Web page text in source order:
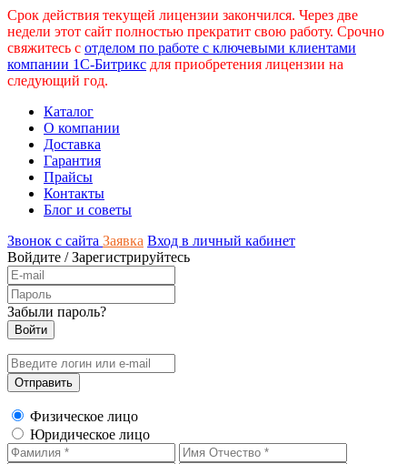
Срок действия текущей лицензии закончился. Через две
недели этот сайт полностью прекратит свою работу. Срочно
свяжитесь с отделом по работе с ключевыми клиентами
компании 1С-Битрикс для приобретения лицензии на
следующий год.
Каталог
О компании
Доставка
Гарантия
Прайсы
Контакты
Блог и советы
Звонок с сайта Заявка Вход в личный кабинет
Войдите /Зарегистрируйтесь
Забыли пароль?
Физическое лицо
Юридическое лицо